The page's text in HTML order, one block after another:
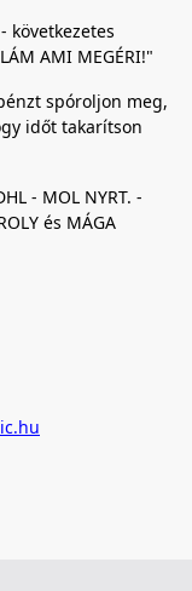
következetes
AMI MEGÉRI!"
spóroljon meg,
időt takarítson
- MOL NYRT. -
és MÁGA